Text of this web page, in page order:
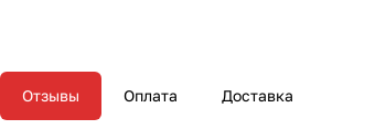
Отзывы Оплата Доставка